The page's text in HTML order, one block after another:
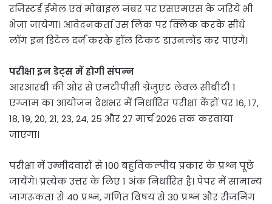
रजिस्टर्ड ईमेल एवं मोबाइल नंबर पर एसएमएस के जरिये भी
भेजा जायेगा। आवेदनकर्ता उस लिंक पर क्लिक करके सीधे
लॉग इन डिटेल दर्ज करके हॉल टिकट डाउनलोड कर पाएंगे।
परीक्षा इन डेट्स में होगी संपन्न
आरआरबी की ओर से एनटीपीसी ग्रेजुएट लेवल सीबीटी 1
एग्जाम का आयोजन देशभर में निर्धारित परीक्षा केंद्रों पर 16, 17,
18, 19, 20, 21, 23, 24, 25 और 27 मार्च 2026 तक करवाया
जाएगा।
परीक्षा में उम्मीदवारों से 100 बहुविकल्पीय प्रकार के प्रश्न पूछे
जायेंगे। प्रत्येक उत्तर के लिए 1 अंक निर्धारित है। पेपर में सामान्य
जागरूकता से 40 प्रश्न, गणित विषय से 30 प्रश्न और रीजनिंग